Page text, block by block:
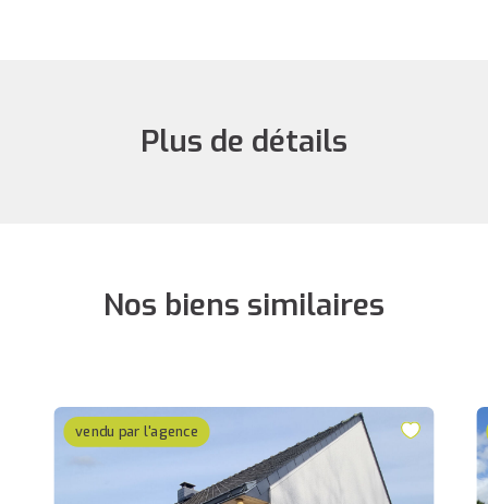
Plus de détails
Nos biens similaires
vendu par l'agence